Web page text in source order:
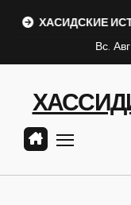
ИСТОРИИ
Вс.